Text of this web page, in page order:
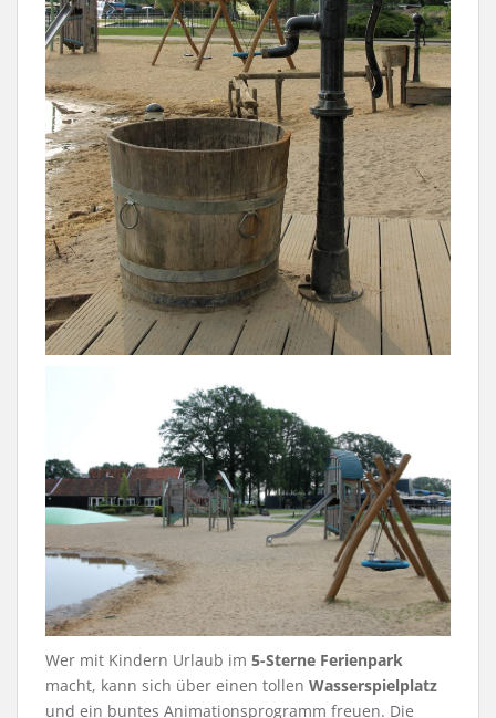
Wer mit Kindern Urlaub im 5-Sterne Ferienpark
macht, kann sich über einen tollen Wasserspielplatz
und ein buntes Animationsprogramm freuen. Die